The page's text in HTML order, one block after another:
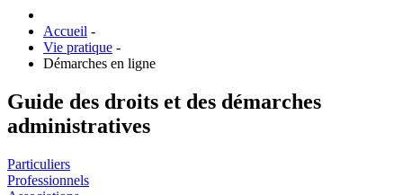
Accueil -
Vie pratique -
Démarches en ligne
Guide des droits et des démarches
administratives
Particuliers
Professionnels